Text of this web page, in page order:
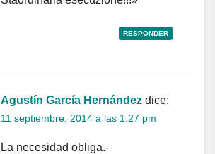
RESPONDER
Agustín García Hernández dice:
11 septiembre, 2014 a las 1:27 pm
La necesidad obliga.-